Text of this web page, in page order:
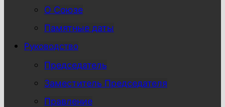
О Союзе
Памятные даты
Руководство
Председатель
Заместитель Председателя
Правление